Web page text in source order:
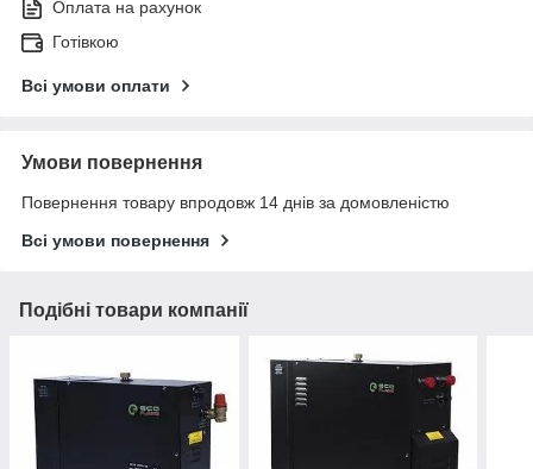
Оплата на рахунок
Готівкою
Всі умови оплати
Умови повернення
Повернення товару впродовж 14 днів за домовленістю
Всі умови повернення
Подібні товари компанії